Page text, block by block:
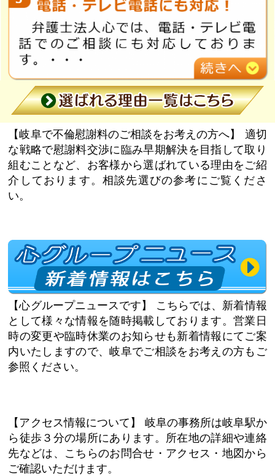
【岐阜で不倫慰謝料のご相談をお考えの方へ】
適切
な戦略で慰謝料交渉に臨み早期解決を目指して取り
組むことなど、お客様から選ばれている理由をご紹
介しております。相談先選びの参考にご覧くださ
い。
【心グループニュースです】
こちらでは、新着情報
として様々な情報を随時掲載しております。営業日
時の変更や臨時休業のお知らせも新着情報にてご案
内いたしますので、岐阜でご相談をお考えの方もご
参照ください。
【アクセス情報について】
岐阜の事務所は岐阜駅か
ら徒歩３分の場所にあります。所在地の詳細や連絡
先などは、こちらのお問合せ・アクセス・地図から
ご確認いただけます。